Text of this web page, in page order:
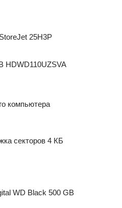
компьютера
секторов 4 КБ